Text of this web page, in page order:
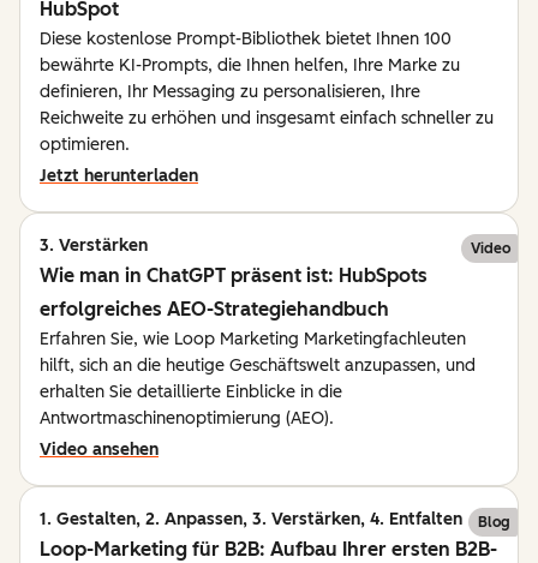
HubSpot
Diese kostenlose Prompt-Bibliothek bietet Ihnen 100
bewährte KI-Prompts, die Ihnen helfen, Ihre Marke zu
definieren, Ihr Messaging zu personalisieren, Ihre
Reichweite zu erhöhen und insgesamt einfach schneller zu
optimieren.
Jetzt herunterladen
3. Verstärken Video
Wie man in ChatGPT präsent ist: HubSpots
erfolgreiches AEO-Strategiehandbuch
Erfahren Sie, wie Loop Marketing Marketingfachleuten
hilft, sich an die heutige Geschäftswelt anzupassen, und
erhalten Sie detaillierte Einblicke in die
Antwortmaschinenoptimierung (AEO).
Video ansehen
1. Gestalten, 2. Anpassen, 3. Verstärken, 4. Entfalten Blog
Loop-Marketing für B2B: Aufbau Ihrer ersten B2B-